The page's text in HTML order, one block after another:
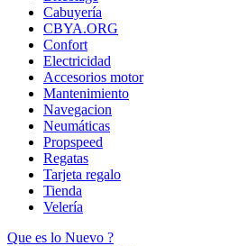
Cabuyería
CBYA.ORG
Confort
Electricidad
Accesorios motor
Mantenimiento
Navegacion
Neumáticas
Propspeed
Regatas
Tarjeta regalo
Tienda
Velería
Que es lo Nuevo ?